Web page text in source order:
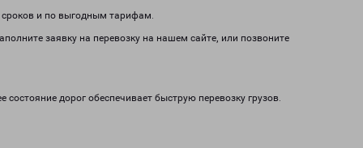
сроков и по выгодным тарифам.
заявку на перевозку на нашем сайте, или позвоните
дорог обеспечивает быструю перевозку грузов.